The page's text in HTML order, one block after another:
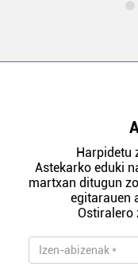
Harpidetu
Astekarko eduki
martxan ditugun
egitarauen
Ostiralero